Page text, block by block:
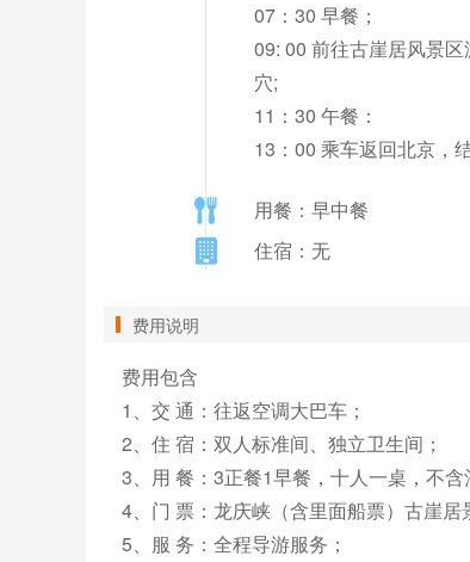
07：30 早餐；
09: 00 前往古崖居风景
穴;
11：30 午餐：
13：00 乘车返回北京，
用餐：早中餐
住宿：无
费用说明
费用包含
1、交 通：往返空调大巴车；
2、住 宿：双人标准间、独立卫生间；
3、用 餐：3正餐1早餐，十人一桌，不含
4、门 票：龙庆峡（含里面船票）古崖居
5、服 务：全程导游服务；